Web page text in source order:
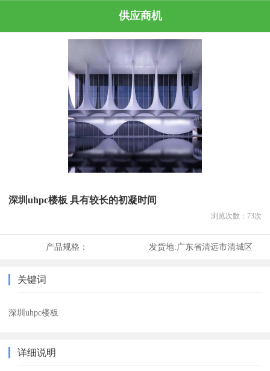
供应商机
深圳uhpc楼板 具有较长的初凝时间
浏览次数： 73次
产品规格： 发货地:广东省清远市清城区
关键词
深圳uhpc楼板
详细说明